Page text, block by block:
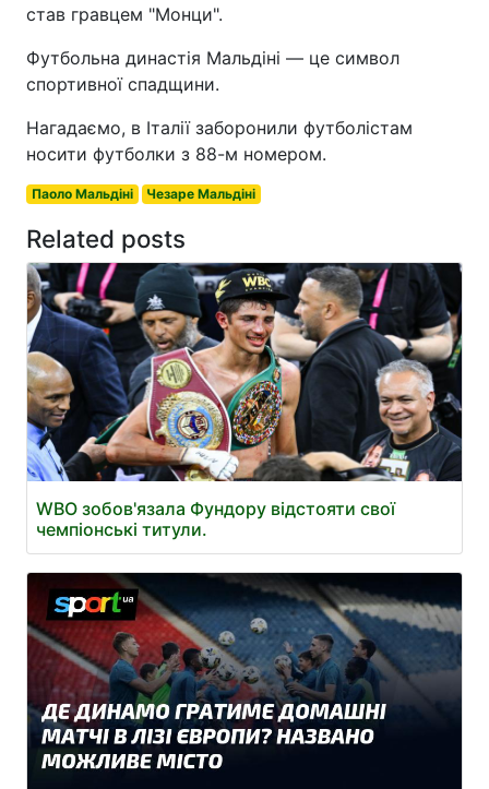
став гравцем "Монци".
Футбольна династія Мальдіні — це символ
спортивної спадщини.
Нагадаємо, в Італії заборонили футболістам
носити футболки з 88-м номером.
Паоло Мальдіні Чезаре Мальдіні
Related posts
WBO зобов'язала Фундору відстояти свої
чемпіонські титули.